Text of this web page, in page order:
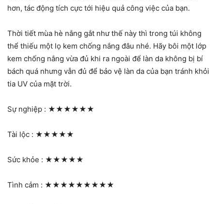
hơn, tác động tích cực tới hiệu quả công việc của bạn.
Thời tiết mùa hè nắng gắt như thế này thì trong túi không
thể thiếu một lọ kem chống nắng đâu nhé. Hãy bôi một lớp
kem chống nắng vừa đủ khi ra ngoài để làn da không bị bí
bách quá nhưng vẫn đủ để bảo vệ làn da của bạn tránh khỏi
tia UV của mặt trời.
Sự nghiệp : ★★★★★★
Tài lộc : ★★★★★
Sức khỏe : ★★★★★
Tình cảm : ★★★★★★★★★